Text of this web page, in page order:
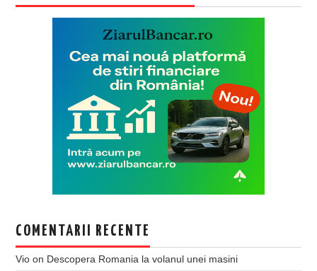
COMENTARII RECENTE
Vio on Descopera Romania la volanul unei masini